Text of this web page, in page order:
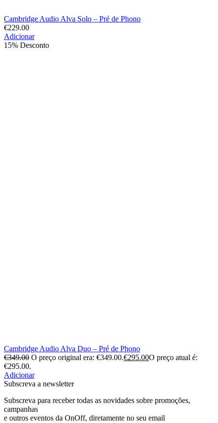
Cambridge Audio Alva Solo – Pré de Phono
€229.00
Adicionar
15% Desconto
Cambridge Audio Alva Duo – Pré de Phono
€349.00 O preço original era: €349.00.€295.00O preço atual é:
€295.00.
Adicionar
Subscreva a newsletter
Subscreva para receber todas as novidades sobre promoções,
campanhas
e outros eventos da OnOff, diretamente no seu email